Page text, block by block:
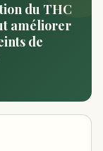
du THC
améliorer
de